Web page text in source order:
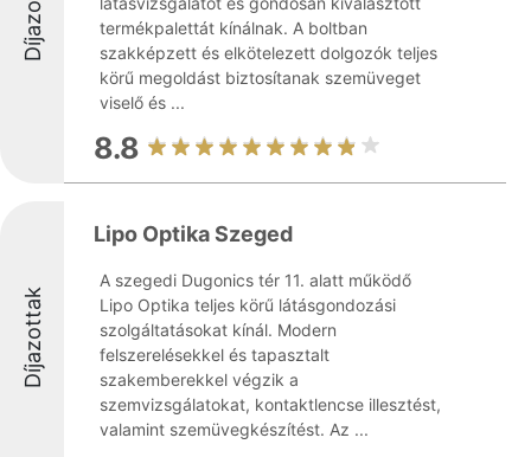
termékpalettát kínálnak. A boltban
szakképzett és elkötelezett dolgozók teljes
körű megoldást biztosítanak szemüveget
viselő és ...
8.8
Díjazottak
Lipo Optika Szeged
A szegedi Dugonics tér 11. alatt működő
Lipo Optika teljes körű látásgondozási
szolgáltatásokat kínál. Modern
felszerelésekkel és tapasztalt
szakemberekkel végzik a
szemvizsgálatokat, kontaktlencse illesztést,
valamint szemüvegkészítést. Az ...